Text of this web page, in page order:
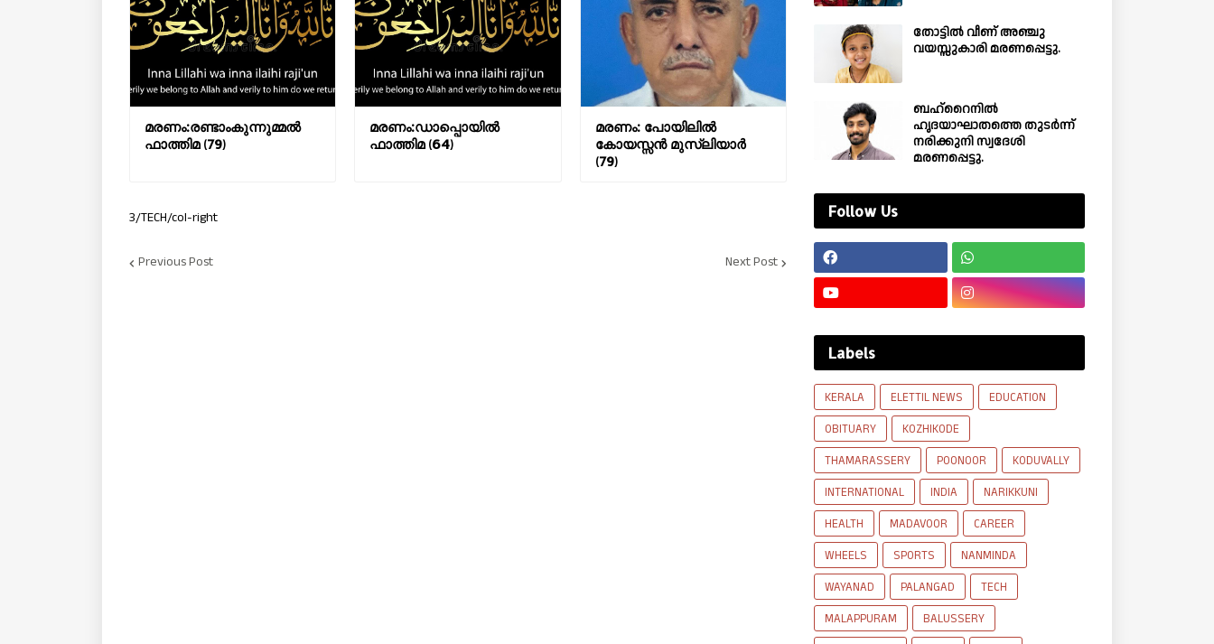
മരണം:രണ്ടാംകുന്നുമ്മൽ
ഫാത്തിമ (79)
മരണം:ഡാപ്പൊയിൽ
ഫാത്തിമ (64)
മരണം: പോയിലിൽ
കോയസ്സൻ മുസ്ലിയാർ
(79)
3/TECH/col-right
Previous Post Next Post
തോട്ടിൽ വീണ് അഞ്ചു
വയസ്സുകാരി മരണപ്പെട്ടു.
ബഹ്‌റൈനിൽ
ഹൃദയാഘാതത്തെ തുടർന്ന്
നരിക്കുനി സ്വദേശി
മരണപ്പെട്ടു.
Follow Us
Labels
KERALA ELETTIL NEWS
EDUCATION
OBITUARY
KOZHIKODE
THAMARASSERY
POONOOR
KODUVALLY
INTERNATIONAL
INDIA
NARIKKUNI
HEALTH
MADAVOOR
CAREER
WHEELS
SPORTS
NANMINDA
WAYANAD
PALANGAD
TECH
MALAPPURAM
BALUSSERY